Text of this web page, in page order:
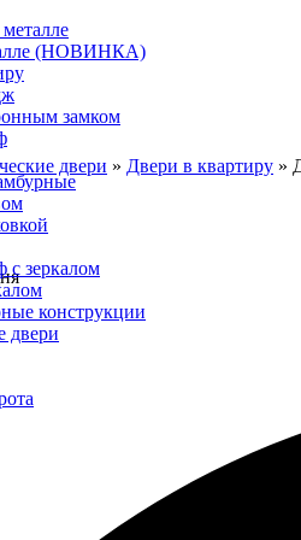
(НОВИНКА)
замком
с зеркалом
конструкции
двери
двери » Двери в квартиру »